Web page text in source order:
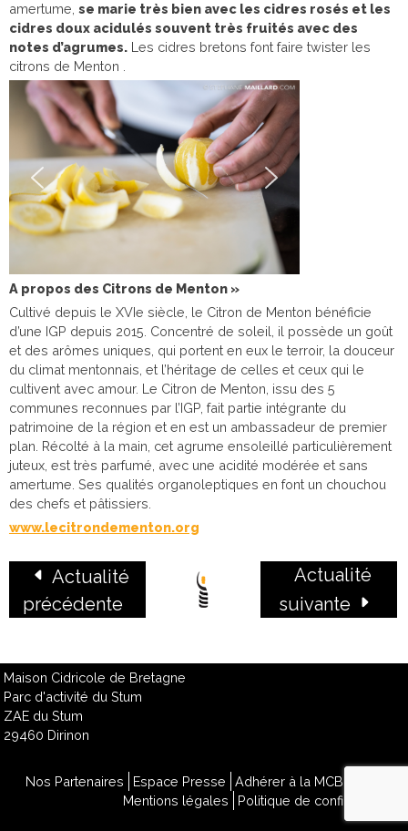
amertume, se marie très bien avec les cidres rosés et les
cidres doux acidulés souvent très fruités avec des
notes d’agrumes.Les cidres bretons font faire twister les
citrons de Menton .
A propos des Citrons de Menton »
Cultivé depuis le XVIe siècle, le Citron de Menton bénéficie
d’une IGP depuis 2015. Concentré de soleil, il possède un goût
et des arômes uniques, qui portent en eux le terroir, la douceur
du climat mentonnais, et l’héritage de celles et ceux qui le
cultivent avec amour. Le Citron de Menton, issu des 5
communes reconnues par l’IGP, fait partie intégrante du
patrimoine de la région et en est un ambassadeur de premier
plan. Récolté à la main, cet agrume ensoleillé particulièrement
juteux, est très parfumé, avec une acidité modérée et sans
amertume. Ses qualités organoleptiques en font un chouchou
des chefs et pâtissiers.
www.lecitrondementon.org
Actualité
précédente
Actualité
suivante
Maison Cidricole de Bretagne
Parc d'activité du Stum
ZAE du Stum
29460 Dirinon
Nos Partenaires Espace Presse Adhérer à la MCB
Mentions légales
Politique de confidentialité